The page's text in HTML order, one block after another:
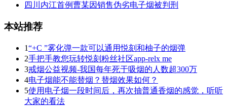
四川内江首例曹某因销售伪劣电子烟被判刑
本站推荐
1“+C ”雾化弹一款可以通用悦刻和柚子的烟弹
2手把手教您玩转悦刻粉丝社区app-relx me
3戒烟公益视频-我国每年死于吸烟的人数超300万
4电子烟能不能替烟？替烟效果如何？
5使用电子烟一段时间后，再次抽普通香烟的感觉，听听
大家的看法